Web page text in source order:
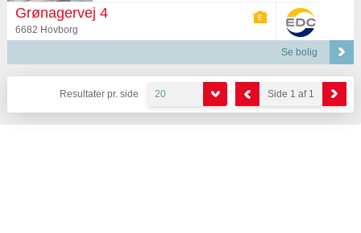
Grønagervej 4
6682 Hovborg
Se bolig
Resultater pr. side 20 Side 1 af 1